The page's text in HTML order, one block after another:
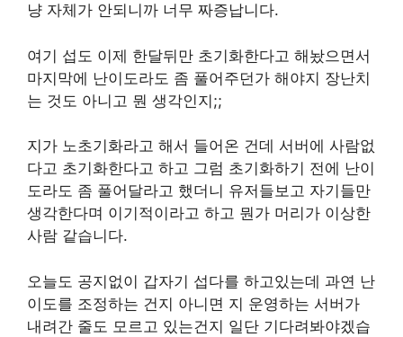
냥 자체가 안되니까 너무 짜증납니다.
여기 섭도 이제 한달뒤만 초기화한다고 해놨으면서
마지막에 난이도라도 좀 풀어주던가 해야지 장난치
는 것도 아니고 뭔 생각인지;;
지가 노초기화라고 해서 들어온 건데 서버에 사람없
다고 초기화한다고 하고 그럼 초기화하기 전에 난이
도라도 좀 풀어달라고 했더니 유저들보고 자기들만
생각한다며 이기적이라고 하고 뭔가 머리가 이상한
사람 같습니다.
오늘도 공지없이 갑자기 섭다를 하고있는데 과연 난
이도를 조정하는 건지 아니면 지 운영하는 서버가
내려간 줄도 모르고 있는건지 일단 기다려봐야겠습